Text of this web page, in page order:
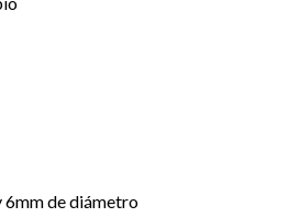
6mm de diámetro